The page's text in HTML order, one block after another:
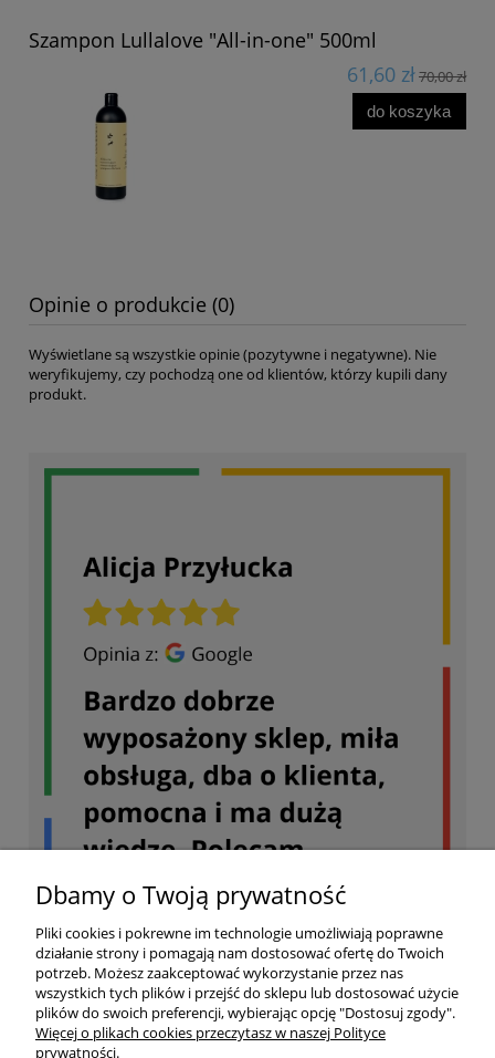
Szampon Lullalove "All-in-one" 500ml
61,60 zł70,00 zł
do koszyka
Opinie o produkcie (0)
Wyświetlane są wszystkie opinie (pozytywne i negatywne). Nie
weryfikujemy, czy pochodzą one od klientów, którzy kupili dany
produkt.
Dbamy o Twoją prywatność
Pliki cookies i pokrewne im technologie umożliwiają poprawne
działanie strony i pomagają nam dostosować ofertę do Twoich
potrzeb. Możesz zaakceptować wykorzystanie przez nas
wszystkich tych plików i przejść do sklepu lub dostosować użycie
plików do swoich preferencji, wybierając opcję "Dostosuj zgody".
Więcej o plikach cookies przeczytasz w naszej Polityce
prywatności.